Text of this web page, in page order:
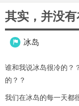
其实，并没有
 冰岛
谁和我说冰岛很冷的？
的？？
我们在冰岛的每一天都